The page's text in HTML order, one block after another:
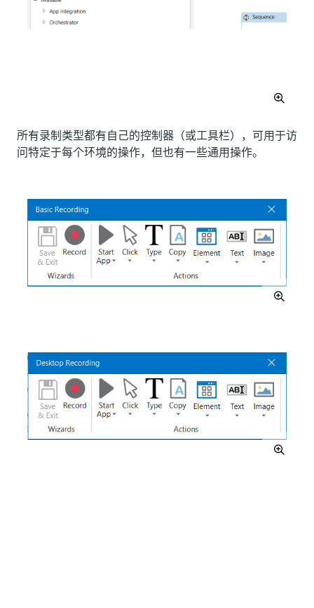
所有录制类型都有自己的控制器（或工具栏），可用于访
问特定于每个环境的操作，但也有一些通用操作。